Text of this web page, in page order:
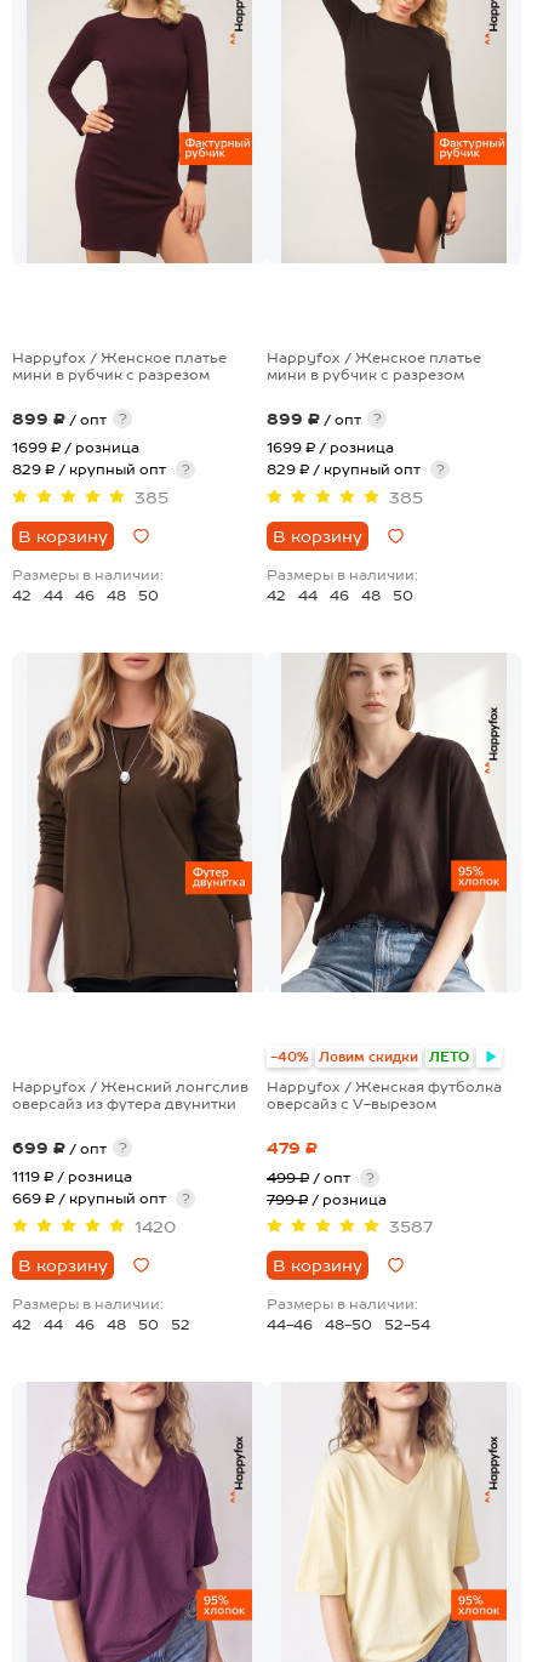
Happyfox / Женское платье
мини в рубчик с разрезом
899 ₽ / опт
?
1699 ₽ / розница
829 ₽ / крупный опт
?
385
В корзину
Размеры в наличии:
42
44 46 48 50
Happyfox / Женское платье
мини в рубчик с разрезом
899 ₽ / опт
?
1699 ₽ / розница
829 ₽ / крупный опт
?
385
В корзину
Размеры в наличии:
42
44 46 48 50
Happyfox / Женский лонгслив
оверсайз из футера двунитки
699 ₽ / опт
?
1119 ₽ / розница
669 ₽ / крупный опт
?
1420
В корзину
Размеры в наличии:
42
44 46 48 50 52
-40% Ловим скидки ЛЕТО
Happyfox / Женская футболка
оверсайз с V-вырезом
479 ₽
499 ₽ / опт
?
799 ₽ / розница
3587
В корзину
Размеры в наличии:
44-46
48-50 52-54